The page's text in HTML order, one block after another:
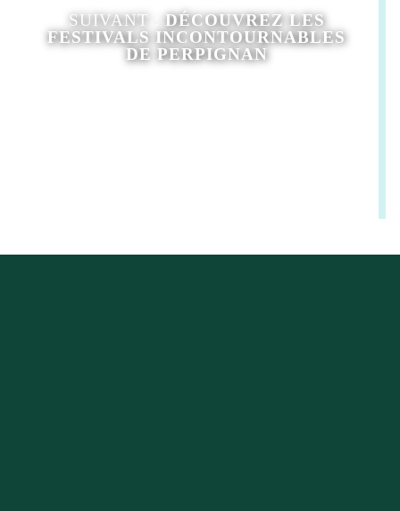
SUIVANT :DÉCOUVREZ LES
FESTIVALS INCONTOURNABLES
DE PERPIGNAN